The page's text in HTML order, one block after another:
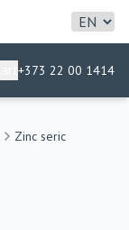
+373 22 00 1414
Zinc seric